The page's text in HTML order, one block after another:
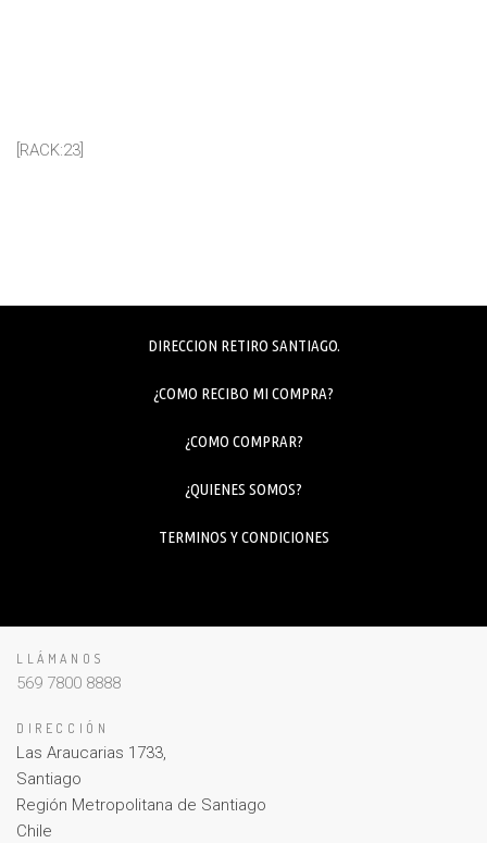
[RACK:23]
DIRECCION RETIRO SANTIAGO.
¿COMO RECIBO MI COMPRA?
¿COMO COMPRAR?
¿QUIENES SOMOS?
TERMINOS Y CONDICIONES
LLÁMANOS
569 7800 8888
DIRECCIÓN
Las Araucarias 1733,
Santiago
Región Metropolitana de Santiago
Chile